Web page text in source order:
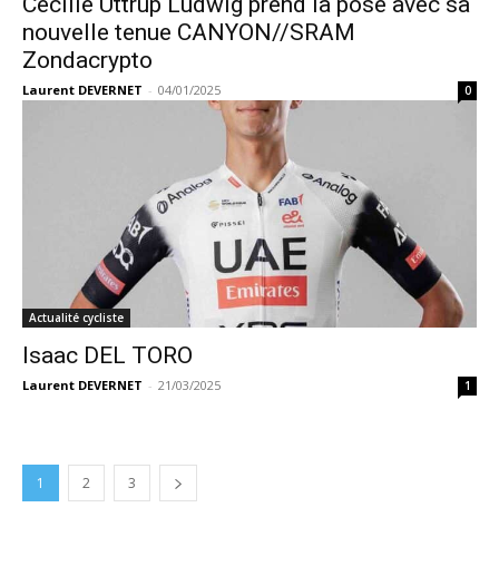
nouvelle tenue CANYON//SRAM
Zondacrypto
Laurent DEVERNET - 04/01/2025 0
Actualité cycliste
Isaac DEL TORO
Laurent DEVERNET - 21/03/2025 1
1 2 3